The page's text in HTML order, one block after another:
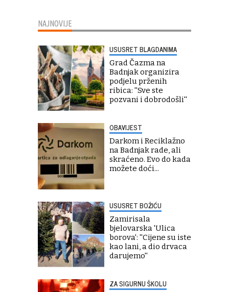
NAJNOVIJE
USUSRET BLAGDANIMA
Grad Čazma na
Badnjak organizira
podjelu prženih
ribica: ''Sve ste
pozvani i dobrodošli''
OBAVIJEST
Darkom i Reciklažno
na Badnjak rade, ali
skraćeno. Evo do kada
možete doći...
USUSRET BOŽIĆU
Zamirisala
bjelovarska 'Ulica
borova': ''Cijene su iste
kao lani, a dio drvaca
darujemo''
ZA SIGURNU ŠKOLU